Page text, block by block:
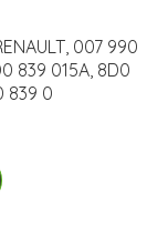
007 990
839 015A, 8D0
839 0